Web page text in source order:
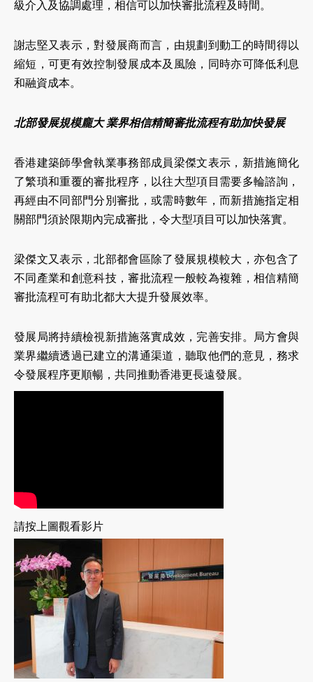
級介入及協調處理，相信可以加快審批流程及時間。
謝志堅又表示，對發展商而言，由規劃到動工的時間得以
縮短，可更有效控制發展成本及風險，同時亦可降低利息
和融資成本。
北部發展規模龐大 業界相信精簡審批流程有助加快發展
香港建築師學會執業事務部成員梁傑文表示，新措施簡化
了繁瑣和重覆的審批程序，以往大型項目需要多輪諮詢，
再經由不同部門分別審批，或需時數年，而新措施指定相
關部門須於限期內完成審批，令大型項目可以加快落實。
梁傑文又表示，北部都會區除了發展規模較大，亦包含了
不同產業和創意科技，審批流程一般較為複雜，相信精簡
審批流程可有助北都大大提升發展效率。
發展局將持續檢視新措施落實成效，完善安排。局方會與
業界繼續透過已建立的溝通渠道，聽取他們的意見，務求
令發展程序更順暢，共同推動香港更長遠發展。
請按上圖觀看影片